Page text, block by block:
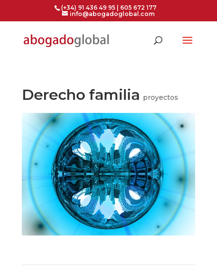
(+34) 91 436 49 95 | 605 672 177
info@abogadoglobal.com
Derecho familia proyectos